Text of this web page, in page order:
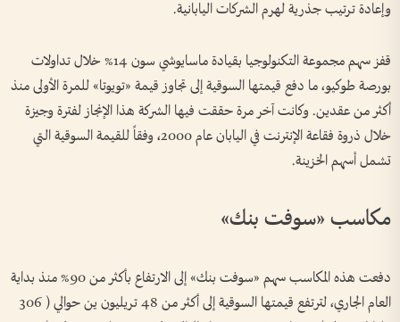
وإعادة ترتيب جذرية لهرم الشركات اليابانية.
قفز سهم مجموعة التكنولوجيا بقيادة ماسايوشي سون 14% خلال تداولات
بورصة طوكيو، ما دفع قيمتها السوقية إلى تجاوز قيمة «تويوتا» للمرة الأولى منذ
أكثر من عقدين. وكانت آخر مرة حققت فيها الشركة هذا الإنجاز لفترة وجيزة
خلال ذروة فقاعة الإنترنت في اليابان عام 2000، وفقاً للقيمة السوقية التي
تشمل أسهم الخزينة.
مكاسب «سوفت بنك»
دفعت هذه المكاسب سهم «سوفت بنك» إلى الارتفاع بأكثر من 90% منذ بداية
العام الجاري، لترتفع قيمتها السوقية إلى أكثر من 48 تريليون ين حوالي ( 306